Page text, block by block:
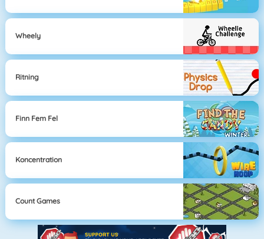
Wheely
Ritning
Finn Fem Fel
Koncentration
Count Games